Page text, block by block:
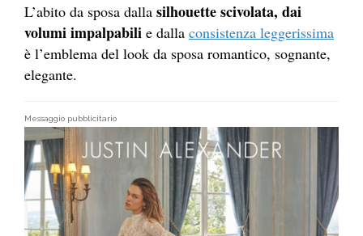
L’abito da sposa dalla silhouette scivolata, dai
volumi impalpabili e dalla consistenza leggerissima
è l’emblema del look da sposa romantico, sognante,
elegante.
Messaggio pubblicitario